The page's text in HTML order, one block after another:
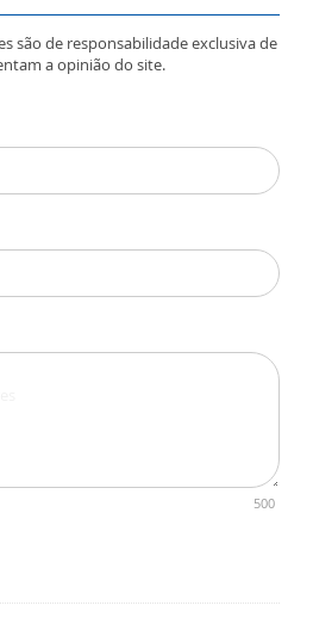
são de responsabilidade exclusiva de
a opinião do site.
500